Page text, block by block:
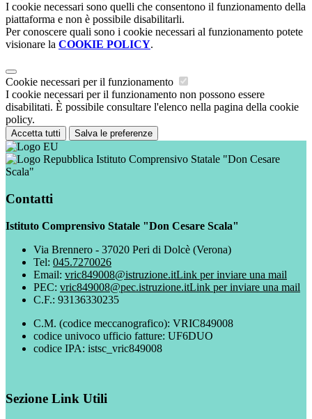
I cookie necessari sono quelli che consentono il funzionamento della
piattaforma e non è possibile disabilitarli.
Per conoscere quali sono i cookie necessari al funzionamento potete
visionare la COOKIE POLICY.
Cookie necessari per il funzionamento
I cookie necessari per il funzionamento non possono essere
disabilitati. È possibile consultare l'elenco nella pagina della cookie
policy.
Accetta tutti Salva le preferenze
Istituto Comprensivo Statale "Don Cesare
Scala"
Contatti
Istituto Comprensivo Statale "Don Cesare Scala"
Via Brennero - 37020 Peri di Dolcè (Verona)
Tel: 045.7270026
Email: vric849008@istruzione.itLink per inviare una mail
PEC: vric849008@pec.istruzione.itLink per inviare una mail
C.F.: 93136330235
C.M. (codice meccanografico): VRIC849008
codice univoco ufficio fatture: UF6DUO
codice IPA: istsc_vric849008
Sezione Link Utili